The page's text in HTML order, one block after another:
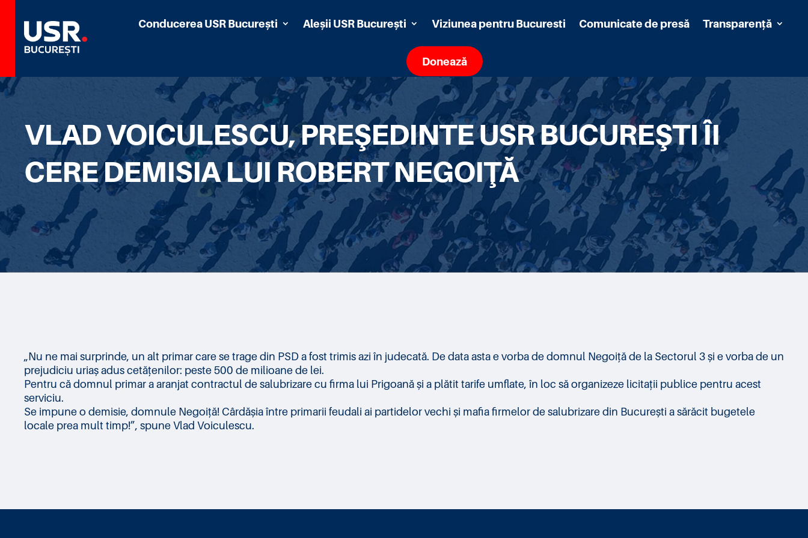
Conducerea USR București Aleșii USR București Viziunea pentru Bucuresti Comunicate de presă Transparență
Donează
VLAD VOICULESCU, PREŞEDINTE USR BUCUREŞTI ÎI
CERE DEMISIA LUI ROBERT NEGOIŢĂ
„Nu ne mai surprinde, un alt primar care se trage din PSD a fost trimis azi în judecată. De data asta e vorba de domnul Negoiță de la Sectorul 3 și e vorba de un
prejudiciu uriaș adus cetățenilor: peste 500 de milioane de lei.
Pentru că domnul primar a aranjat contractul de salubrizare cu firma lui Prigoană și a plătit tarife umflate, în loc să organizeze licitații publice pentru acest
serviciu.
Se impune o demisie, domnule Negoiță! Cârdășia între primarii feudali ai partidelor vechi și mafia firmelor de salubrizare din București a sărăcit bugetele
locale prea mult timp!”, spune Vlad Voiculescu.